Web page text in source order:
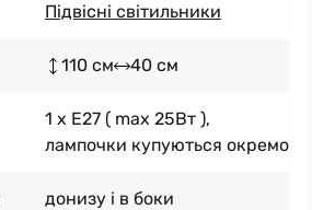
Підвісні світильники
110 см 40 см
1 x E27 ( max 25Вт ),
лампочки купуються окремо
донизу і в боки